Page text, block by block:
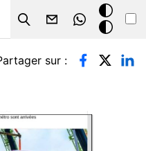
Search
Mode
sombre
sur :